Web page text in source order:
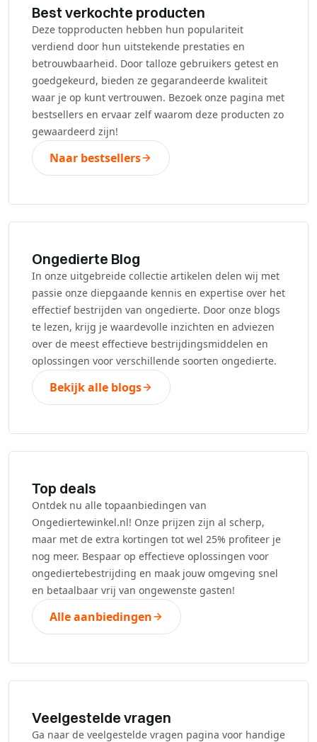
Best verkochte producten
Deze topproducten hebben hun populariteit
verdiend door hun uitstekende prestaties en
betrouwbaarheid. Door talloze gebruikers getest en
goedgekeurd, bieden ze gegarandeerde kwaliteit
waar je op kunt vertrouwen. Bezoek onze pagina met
bestsellers en ervaar zelf waarom deze producten zo
gewaardeerd zijn!
Naar bestsellers
Ongedierte Blog
In onze uitgebreide collectie artikelen delen wij met
passie onze diepgaande kennis en expertise over het
effectief bestrijden van ongedierte. Door onze blogs
te lezen, krijg je waardevolle inzichten en adviezen
over de meest effectieve bestrijdingsmiddelen en
oplossingen voor verschillende soorten ongedierte.
Bekijk alle blogs
Top deals
Ontdek nu alle topaanbiedingen van
Ongediertewinkel.nl! Onze prijzen zijn al scherp,
maar met de extra kortingen tot wel 25% profiteer je
nog meer. Bespaar op effectieve oplossingen voor
ongediertebestrijding en maak jouw omgeving snel
en betaalbaar vrij van ongewenste gasten!
Alle aanbiedingen
Veelgestelde vragen
Ga naar de veelgestelde vragen pagina voor handige